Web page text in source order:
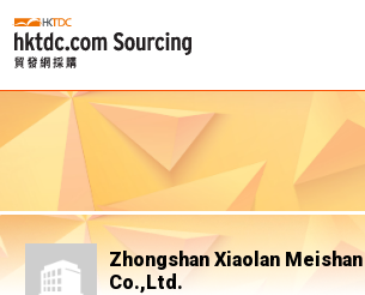
Zhongshan Xiaolan
Co.,Ltd.